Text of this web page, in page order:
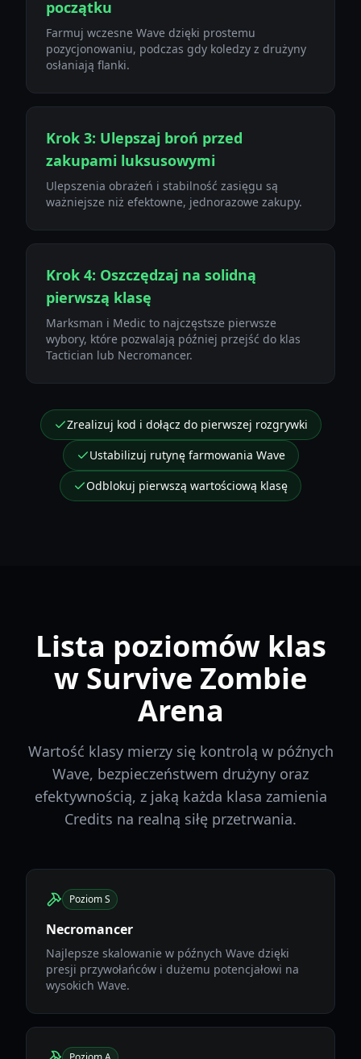
początku
Farmuj wczesne Wave dzięki prostemu
pozycjonowaniu, podczas gdy koledzy z drużyny
osłaniają flanki.
Krok 3: Ulepszaj broń przed
zakupami luksusowymi
Ulepszenia obrażeń i stabilność zasięgu są
ważniejsze niż efektowne, jednorazowe zakupy.
Krok 4: Oszczędzaj na solidną
pierwszą klasę
Marksman i Medic to najczęstsze pierwsze
wybory, które pozwalają później przejść do klas
Tactician lub Necromancer.
Zrealizuj kod i dołącz do pierwszej rozgrywki
Ustabilizuj rutynę farmowania Wave
Odblokuj pierwszą wartościową klasę
Lista poziomów klas
w Survive Zombie
Arena
Wartość klasy mierzy się kontrolą w późnych
Wave, bezpieczeństwem drużyny oraz
efektywnością, z jaką każda klasa zamienia
Credits na realną siłę przetrwania.
Poziom S
Necromancer
Najlepsze skalowanie w późnych Wave dzięki
presji przywołańców i dużemu potencjałowi na
wysokich Wave.